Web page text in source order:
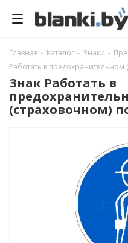
Главная - Каталог - Знаки -
Работать в предохранительном
Знак Работать в
(страховочном)